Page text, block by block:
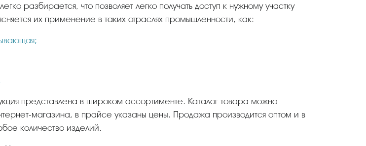
легко разбирается, что позволяет легко получать доступ к нужному участку
их применение в таких отраслях промышленности, как:
магазина, в прайсе указаны цены. Продажа производится оптом и в
количество изделий.